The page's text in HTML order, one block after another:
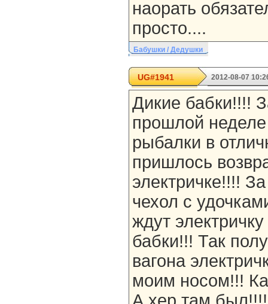
наорать
просто....
Бабушки / Дедушки
UG#1941 2012-08-07
Дикие бабки!!!!
прошлой
рыбалки в
пришлось
электричке!!!!
чехол с
ждут
бабки!!! Так
вагона
моим носом!!!